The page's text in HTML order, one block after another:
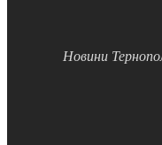
Новини